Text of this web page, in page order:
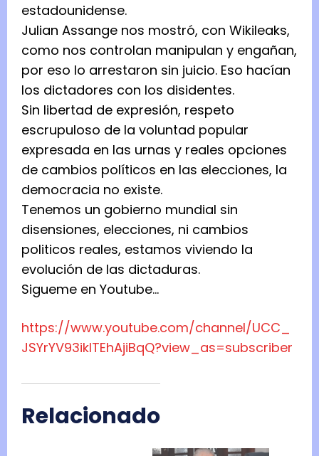
estadounidense.
Julian Assange nos mostró, con Wikileaks,
como nos controlan manipulan y engañan,
por eso lo arrestaron sin juicio. Eso hacían
los dictadores con los disidentes.
Sin libertad de expresión, respeto
escrupuloso de la voluntad popular
expresada en las urnas y reales opciones
de cambios políticos en las elecciones, la
democracia no existe.
Tenemos un gobierno mundial sin
disensiones, elecciones, ni cambios
politicos reales, estamos viviendo la
evolución de las dictaduras.
Sigueme en Youtube…
https://www.youtube.com/channel/UCC_
JSYrYV93iklTEhAjiBqQ?view_as=subscriber
Relacionado